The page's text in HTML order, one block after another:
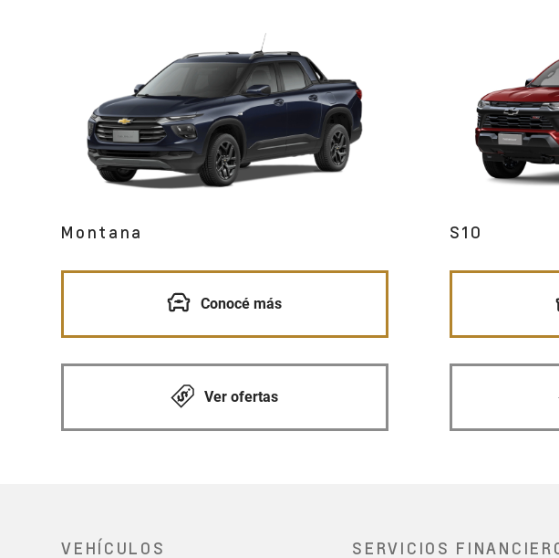
Montana
Conocé más
Ver ofertas
S10